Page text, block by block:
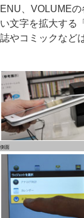
ENU、VOLUME
い文字を拡大する
誌やコミックなど
側面